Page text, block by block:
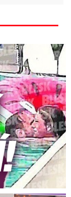
pátek bude
odpolední
15 °C,
°C í více
běžné, a
slova!